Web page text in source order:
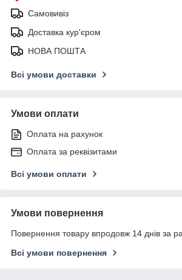
Самовивіз
Доставка кур'єром
НОВА ПОШТА
Всі умови доставки
Умови оплати
Оплата на рахунок
Оплата за реквізитами
Всі умови оплати
Умови повернення
Повернення товару впродовж 14 днів за
Всі умови повернення